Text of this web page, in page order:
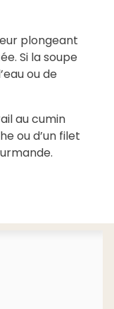
plongeant
Si la soupe
ou de
au cumin
ou d’un filet